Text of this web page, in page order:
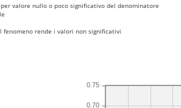
valore nullo o poco significativo del denominatore
fenomeno rende i valori non significativi
0.70
0.75